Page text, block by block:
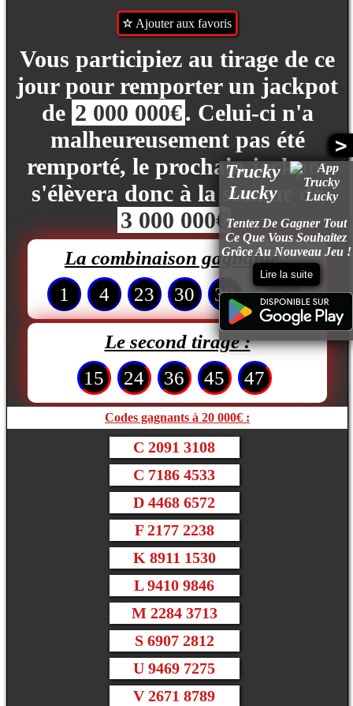
>
Trucky
Lucky
Tentez De Gagner Tout
Ce Que Vous Souhaitez
Grâce Au Nouveau Jeu !
Lire la suite
Ajouter aux favoris
Vous participiez au tirage de ce
jour pour remporter un jackpot
de 2 000 000€. Celui-ci n'a
malheureusement pas été
remporté, le prochain jackpot
s'élèvera donc à la somme de
3 000 000€.
La combinaison gagnante :
1
4 23 30 38 6
Le second tirage :
15
24 36 45 47
Codes gagnants à 20 000€ :
C 2091 3108
C 7186 4533
D 4468 6572
F 2177 2238
K 8911 1530
L 9410 9846
M 2284 3713
S 6907 2812
U 9469 7275
V 2671 8789